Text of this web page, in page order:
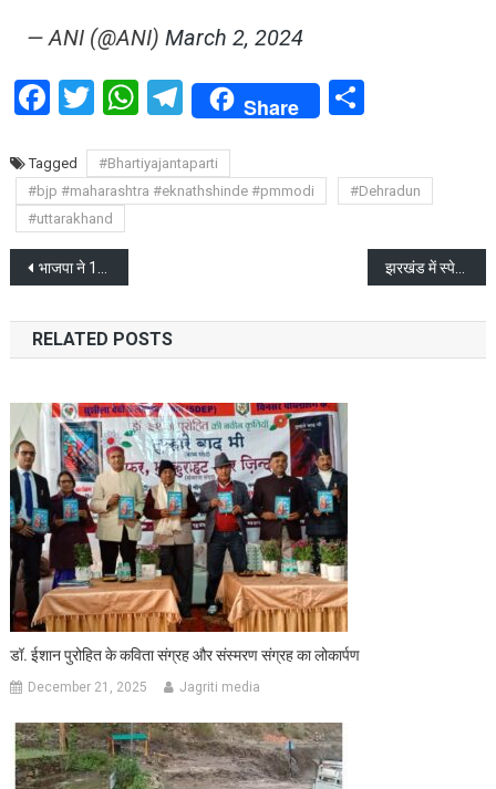
— ANI (@ANI) March 2, 2024
Facebook
Twitter
WhatsApp
Telegram
Share Share
Tagged
#Bhartiyajantaparti
#bjp #maharashtra #eknathshinde #pmmodi
#Dehradun
#uttarakhand
Post
navigation
भाजपा ने 195 लोकसभा सीटों पर अपने उम्मीदवार घोषित किए झरखंड में स्पेन की महिला के साथ गैंग रेप
RELATED POSTS
डॉ. ईशान पुरोहित के कविता संग्रह और संस्मरण संग्रह का लोकार्पण
December 21, 2025 Jagriti media